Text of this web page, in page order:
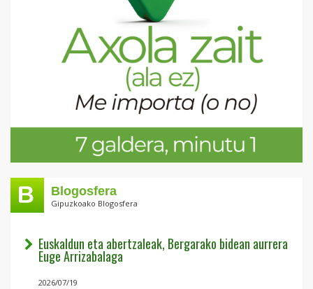
Blogosfera
Gipuzkoako Blogosfera
Euskaldun eta abertzaleak, Bergarako bidean aurrera
Euge Arrizabalaga
2026/07/19